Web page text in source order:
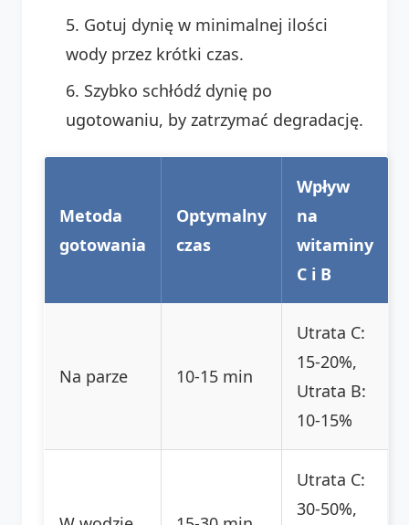
Gotuj dynię w minimalnej ilości
wody przez krótki czas.
Szybko schłódź dynię po
ugotowaniu, by zatrzymać degradację.
Metoda
gotowania
Optymalny
czas
Wpływ
na
witaminy
C i B
Na parze 10-15 min
Utrata C:
15-20%,
Utrata B:
10-15%
Utrata C:
30-50%,